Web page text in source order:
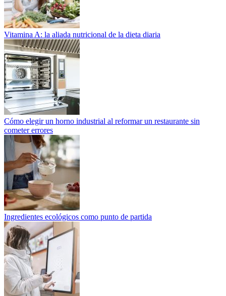
Vitamina A: la aliada nutricional de la dieta diaria
Cómo elegir un horno industrial al reformar un restaurante sin
cometer errores
Ingredientes ecológicos como punto de partida